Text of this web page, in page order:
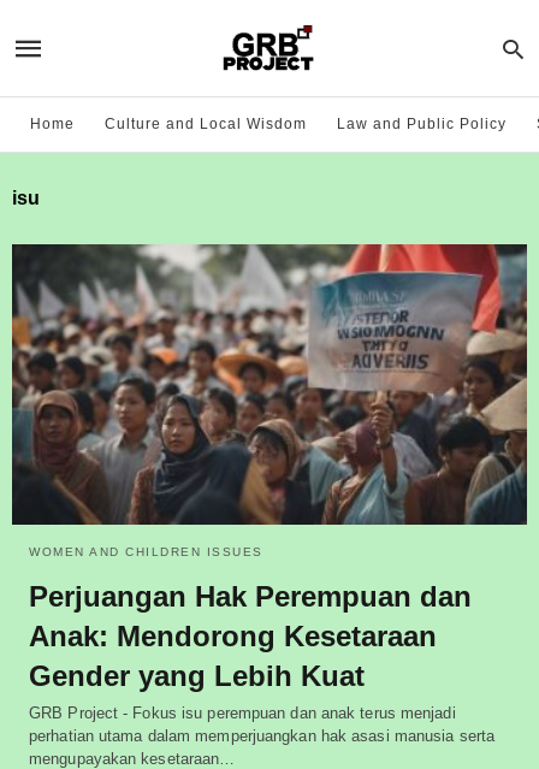
Home Culture and Local Wisdom Law and Public Policy
isu
WOMEN AND CHILDREN ISSUES
Perjuangan Hak Perempuan dan
Anak: Mendorong Kesetaraan
Gender yang Lebih Kuat
GRB Project - Fokus isu perempuan dan anak terus menjadi
perhatian utama dalam memperjuangkan hak asasi manusia serta
mengupayakan kesetaraan…